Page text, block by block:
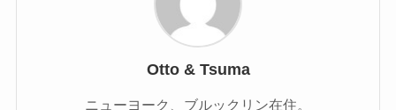
Otto & Tsuma
ニューヨーク、ブルックリン在住。